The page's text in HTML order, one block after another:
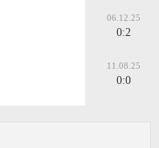
06.12.25
0:2
11.08.25
0:0